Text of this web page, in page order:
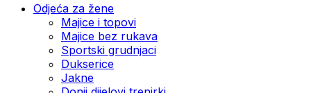
Odjeća za žene
Majice i topovi
Majice bez rukava
Sportski grudnjaci
Dukserice
Jakne